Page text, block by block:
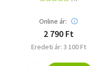
Online ár:
2 790 Ft
Eredeti ár: 3 100 Ft